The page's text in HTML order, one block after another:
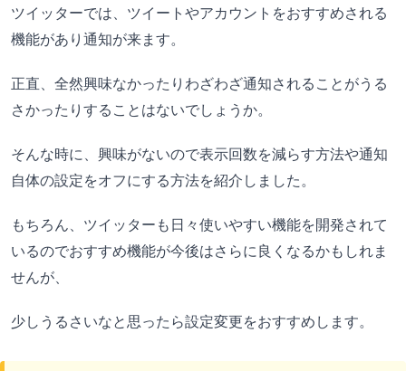
ツイッターでは、ツイートやアカウントをおすすめされる
機能があり通知が来ます。
正直、全然興味なかったりわざわざ通知されることがうる
さかったりすることはないでしょうか。
そんな時に、興味がないので表示回数を減らす方法や通知
自体の設定をオフにする方法を紹介しました。
もちろん、ツイッターも日々使いやすい機能を開発されて
いるのでおすすめ機能が今後はさらに良くなるかもしれま
せんが、
少しうるさいなと思ったら設定変更をおすすめします。